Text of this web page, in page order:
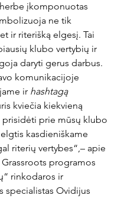
įkomponuotas
ne tik
ir riterišką elgesį. Tai
klubo vertybių ir
daryti gerus darbus.
komunikacijoje
ir hashtagą
kviečia kiekvieną
prie mūsų klubo
kasdieniškame
riterių vertybes“,– apie
programos
rinkodaros ir
specialistas Ovidijus